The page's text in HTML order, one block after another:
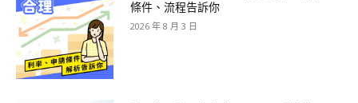
條件、流程告訴你
2026 年 8 月 3 日